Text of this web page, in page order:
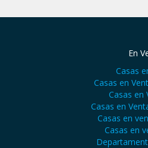
En
Casas
Casas en
Casas en
Casas en
Casas en
Casas en